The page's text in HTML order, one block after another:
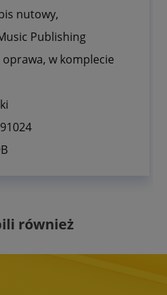
nutowy,
Publishing
w komplecie
również